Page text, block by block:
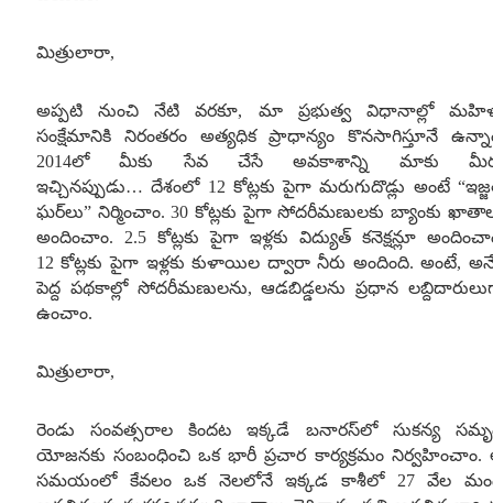
మిత్రులారా,
అప్పటి నుంచి నేటి వరకూ, మా ప్రభుత్వ విధానాల్లో
సంక్షేమానికి నిరంతరం అత్యధిక ప్రాధాన్యం కొనసాగిస్తూనే
2014లో మీకు సేవ చేసే అవకాశాన్ని మాకు
ఇచ్చినప్పుడు…దేశంలో 12 కోట్లకు పైగా మరుగుదొడ్లు అంటే“
ఘర్‌లు” నిర్మించాం. 30కోట్లకు పైగా సోదరీమణులకు బ్యాంకు
అందించాం. 2.5 కోట్లకు పైగా ఇళ్లకు విద్యుత్ కనెక్షన్లూ
12కోట్లకు పైగా ఇళ్లకు కుళాయిల ద్వారా నీరు అందింది.అంటే,
పెద్ద పథకాల్లో సోదరీమణులను,ఆడబిడ్డలను ప్రధాన
ఉంచాం.
మిత్రులారా,
రెండు సంవత్సరాల కిందట ఇక్కడే బనారస్‌లో సుకన్య
యోజనకు సంబంధించి ఒక భారీ ప్రచార కార్యక్రమం నిర్వహించాం.
సమయంలో కేవలం ఒక నెలలోనే ఇక్కడ కాశీలో 27వేల